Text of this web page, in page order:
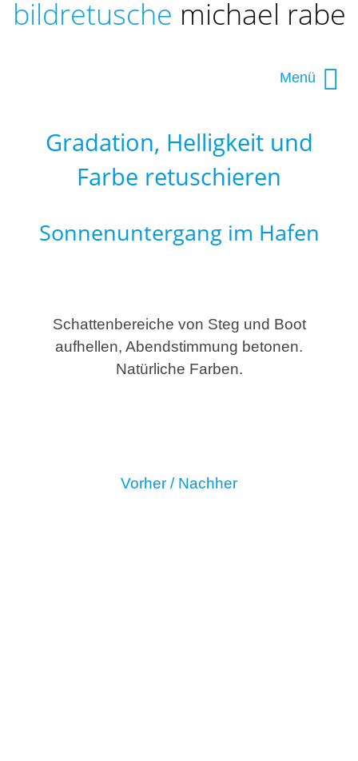
Navigation|
bildretusche michael rabe
Menü
|
Gradation, Helligkeit und
Farbe retuschieren
Sonnenuntergang im Hafen
Schattenbereiche von Steg und Boot
aufhellen, Abendstimmung betonen.
Natürliche Farben.
Vorher / Nachher